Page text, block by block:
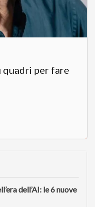
quadri per fare
dell’AI: le 6 nuove